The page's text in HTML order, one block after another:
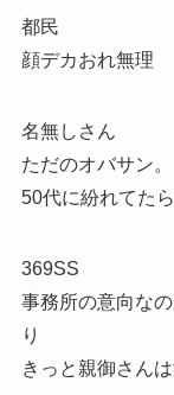
都民
顔デカおれ無理
名無しさん
ただのオバサン。
50代に紛れてた
369SS
事務所の意向な
り
きっと親御さん